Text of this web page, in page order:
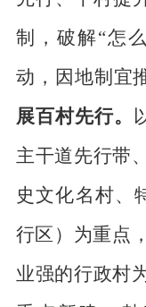
制，破解“怎
动，因地制宜
展百村先行。
主干道先行带
史文化名村、
行区）为重点
业强的行政村